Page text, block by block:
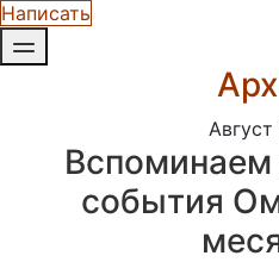
Написать
события